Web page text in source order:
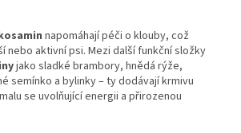
napomáhají péči o klouby, což
nebo aktivní psi. Mezi další funkční složky
jako sladké brambory, hnědá rýže,
semínko a bylinky – ty dodávají krmivu
se uvolňující energii a přirozenou